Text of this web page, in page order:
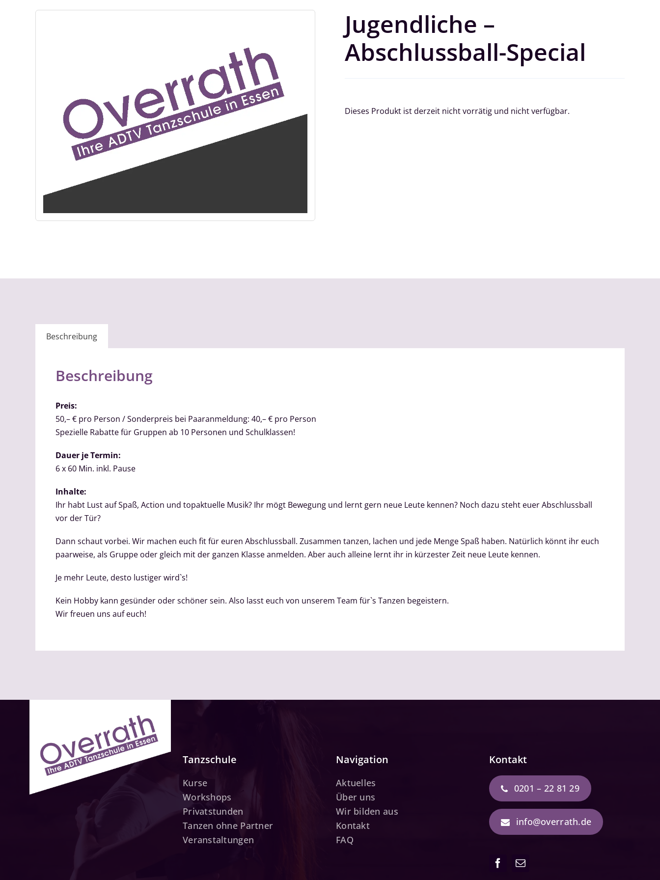
Jugendliche –
Abschlussball-Special
Dieses Produkt ist derzeit nicht vorrätig und nicht verfügbar.
Beschreibung
Beschreibung
Preis:
50,– € pro Person / Sonderpreis bei Paaranmeldung: 40,– € pro Person
Spezielle Rabatte für Gruppen ab 10 Personen und Schulklassen!
Dauer je Termin:
6 x 60 Min. inkl. Pause
Inhalte:
Ihr habt Lust auf Spaß, Action und topaktuelle Musik? Ihr mögt Bewegung und lernt gern neue Leute kennen? Noch dazu steht euer Abschlussball
vor der Tür?
Dann schaut vorbei. Wir machen euch fit für euren Abschlussball. Zusammen tanzen, lachen und jede Menge Spaß haben. Natürlich könnt ihr euch
paarweise, als Gruppe oder gleich mit der ganzen Klasse anmelden. Aber auch alleine lernt ihr in kürzester Zeit neue Leute kennen.
Je mehr Leute, desto lustiger wird`s!
Kein Hobby kann gesünder oder schöner sein. Also lasst euch von unserem Team für`s Tanzen begeistern.
Wir freuen uns auf euch!
Tanzschule
Kurse
Workshops
Privatstunden
Tanzen ohne Partner
Veranstaltungen
Navigation
Aktuelles
Über uns
Wir bilden aus
Kontakt
FAQ
Kontakt
0201 – 22 81 29
info@overrath.de